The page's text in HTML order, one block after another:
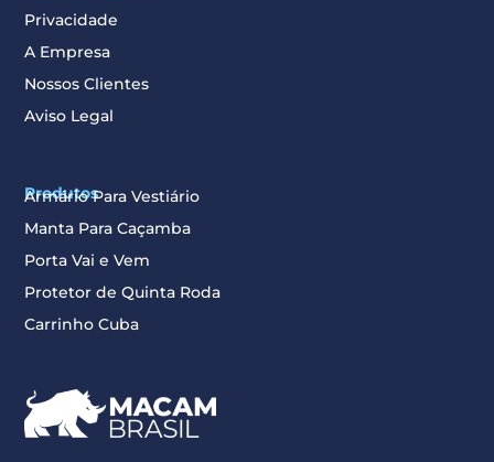
Privacidade
A Empresa
Nossos Clientes
Aviso Legal
Produtos
Armário Para Vestiário
Manta Para Caçamba
Porta Vai e Vem
Protetor de Quinta Roda
Carrinho Cuba